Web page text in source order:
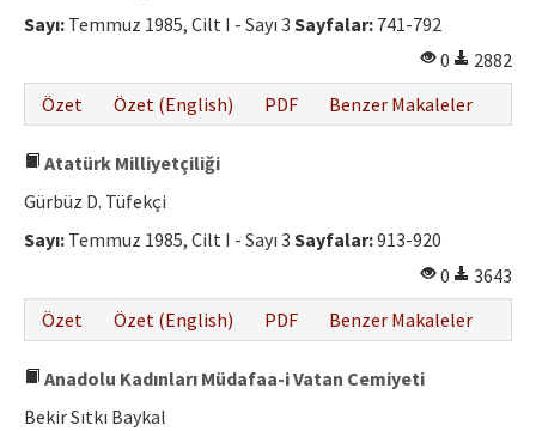
Sayı: Temmuz 1985, Cilt I - Sayı 3 Sayfalar: 741-792
0
2882
Özet
Özet (English) PDF Benzer Makaleler
Atatürk Milliyetçiliği
Gürbüz D. Tüfekçi
Sayı: Temmuz 1985, Cilt I - Sayı 3 Sayfalar:913-920
0
3643
Özet
Özet (English) PDF Benzer Makaleler
Anadolu Kadınları Müdafaa-i Vatan Cemiyeti
Bekir Sıtkı Baykal